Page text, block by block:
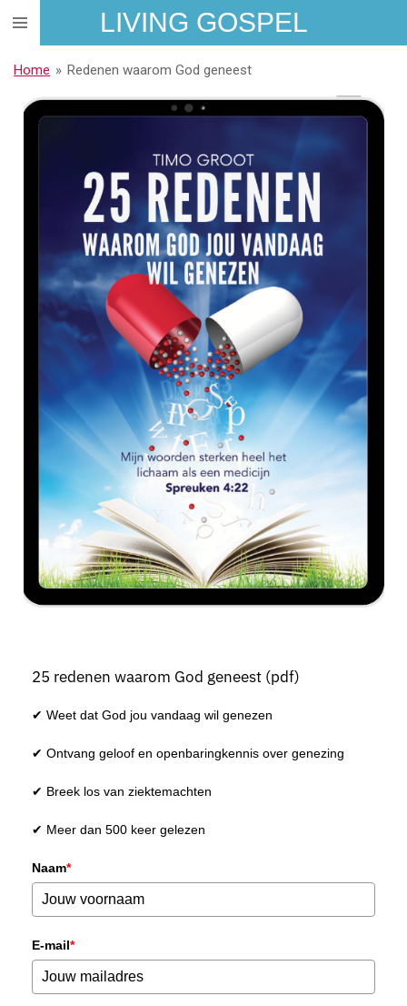
Ga
direct
naar
hoofdinhoud
LIVING GOSPEL
Home » Redenen waarom God geneest
25 redenen waarom God geneest (pdf)
✔ Weet dat God jou vandaag wil genezen
✔ Ontvang geloof en openbaringkennis over genezing
✔ Breek los van ziektemachten
✔ Meer dan 500 keer gelezen
Naam*
E-mail*